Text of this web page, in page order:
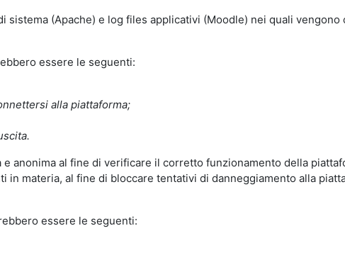
(Apache) e log files applicativi (Moodle) nei quali
essere le seguenti:
alla piattaforma;
anonima al fine di verificare il corretto funzionamento della
materia, al fine di bloccare tentativi di danneggiamento alla
essere le seguenti: